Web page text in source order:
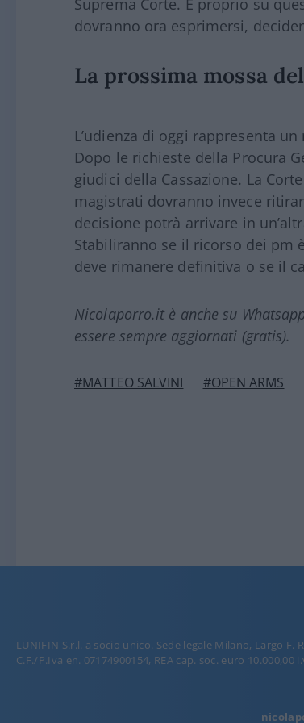
Suprema Corte. È proprio su
dovranno ora esprimersi,
La prossima mossa
L’udienza di oggi rappresenta
Dopo le richieste della Procura
giudici della Cassazione. La
magistrati dovranno invece
decisione potrà arrivare in
Stabiliranno se il ricorso dei pm
deve rimanere definitiva o se il
Nicolaporro.it è anche su
essere sempre aggiornati (gratis).
#MATTEO SALVINI #OPEN ARMS
LUNIFIN S.r.l. a socio unico. Sede legale Milano, Largo F.
C.F./P.Iva en. 07174900154, REA cap. soc. euro 10.000,00